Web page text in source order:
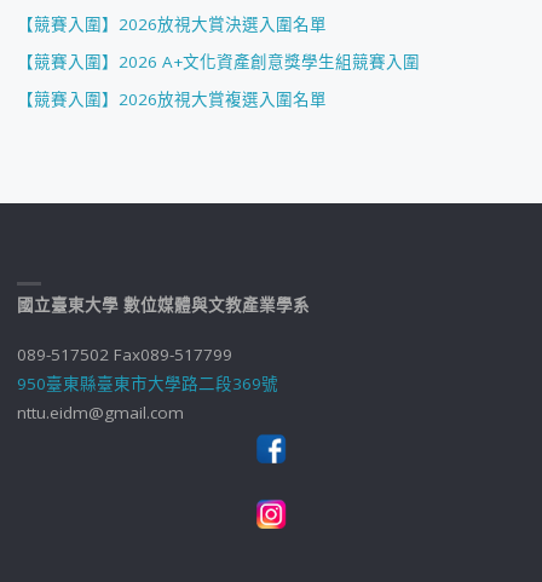
【競賽入圍】2026放視大賞決選入圍名單
【競賽入圍】2026 A+文化資產創意獎學生組競賽入圍
【競賽入圍】2026放視大賞複選入圍名單
國立臺東大學 數位媒體與文教產業學系
089-517502 Fax089-517799
950臺東縣臺東市大學路二段369號
nttu.eidm@gmail.com